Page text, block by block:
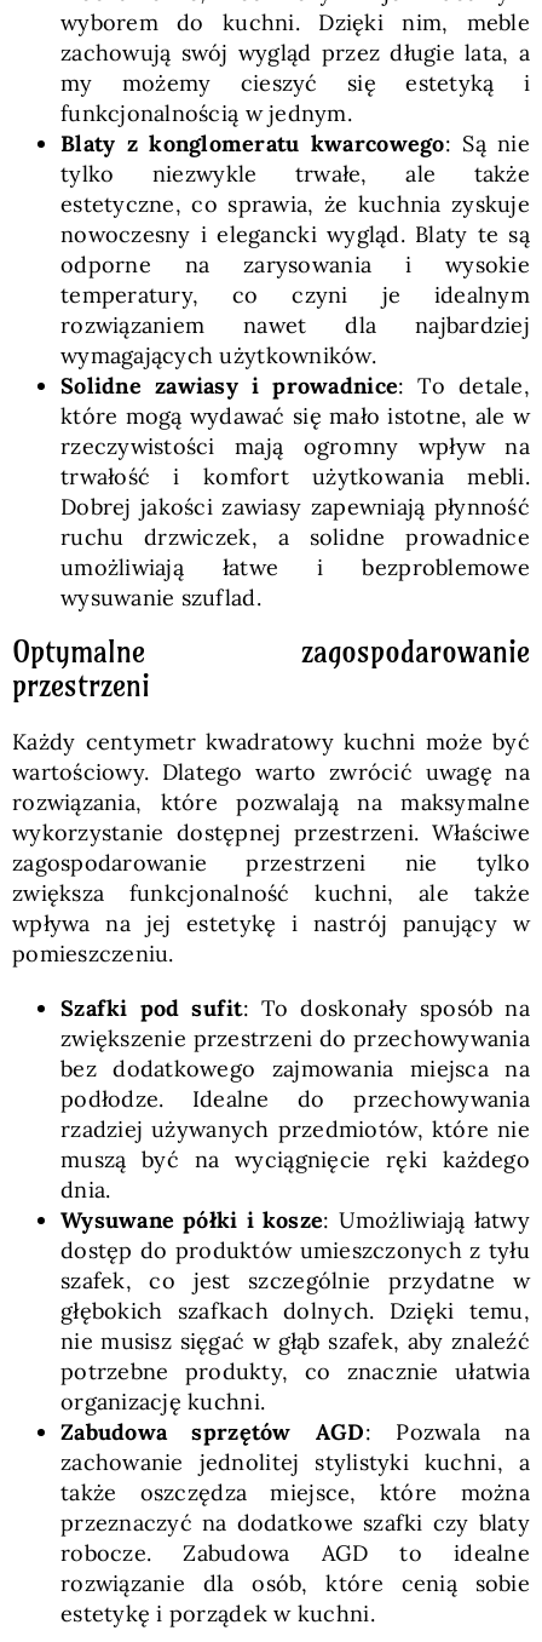
wyborem do kuchni. Dzięki nim, meble
zachowują swój wygląd przez długie lata, a
my możemy cieszyć się estetyką i
funkcjonalnością w jednym.
Blaty z konglomeratu kwarcowego: Są nie
tylko niezwykle trwałe, ale także
estetyczne, co sprawia, że kuchnia zyskuje
nowoczesny i elegancki wygląd. Blaty te są
odporne na zarysowania i wysokie
temperatury, co czyni je idealnym
rozwiązaniem nawet dla najbardziej
wymagających użytkowników.
Solidne zawiasy i prowadnice: To detale,
które mogą wydawać się mało istotne, ale w
rzeczywistości mają ogromny wpływ na
trwałość i komfort użytkowania mebli.
Dobrej jakości zawiasy zapewniają płynność
ruchu drzwiczek, a solidne prowadnice
umożliwiają łatwe i bezproblemowe
wysuwanie szuflad.
Optymalne zagospodarowanie
przestrzeni
Każdy centymetr kwadratowy kuchni może być
wartościowy. Dlatego warto zwrócić uwagę na
rozwiązania, które pozwalają na maksymalne
wykorzystanie dostępnej przestrzeni. Właściwe
zagospodarowanie przestrzeni nie tylko
zwiększa funkcjonalność kuchni, ale także
wpływa na jej estetykę i nastrój panujący w
pomieszczeniu.
Szafki pod sufit: To doskonały sposób na
zwiększenie przestrzeni do przechowywania
bez dodatkowego zajmowania miejsca na
podłodze. Idealne do przechowywania
rzadziej używanych przedmiotów, które nie
muszą być na wyciągnięcie ręki każdego
dnia.
Wysuwane półki i kosze: Umożliwiają łatwy
dostęp do produktów umieszczonych z tyłu
szafek, co jest szczególnie przydatne w
głębokich szafkach dolnych. Dzięki temu,
nie musisz sięgać w głąb szafek, aby znaleźć
potrzebne produkty, co znacznie ułatwia
organizację kuchni.
Zabudowa sprzętów AGD: Pozwala na
zachowanie jednolitej stylistyki kuchni, a
także oszczędza miejsce, które można
przeznaczyć na dodatkowe szafki czy blaty
robocze. Zabudowa AGD to idealne
rozwiązanie dla osób, które cenią sobie
estetykę i porządek w kuchni.